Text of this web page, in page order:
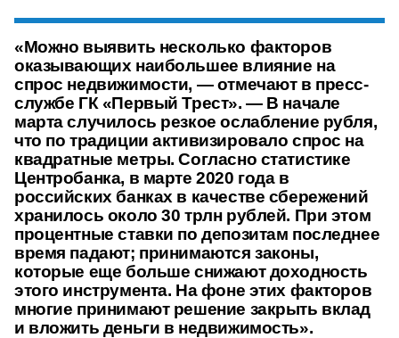
«Можно выявить несколько факторов
оказывающих наибольшее влияние на
спрос недвижимости, — отмечают в пресс-
службе ГК «Первый Трест». — В начале
марта случилось резкое ослабление рубля,
что по традиции активизировало спрос на
квадратные метры. Согласно статистике
Центробанка, в марте 2020 года в
российских банках в качестве сбережений
хранилось около 30 трлн рублей. При этом
процентные ставки по депозитам последнее
время падают; принимаются законы,
которые еще больше снижают доходность
этого инструмента. На фоне этих факторов
многие принимают решение закрыть вклад
и вложить деньги в недвижимость».